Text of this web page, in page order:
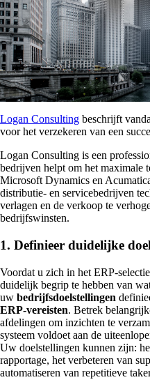
Logan Consulting beschrijft
voor het verzekeren van een
Logan Consulting is een
bedrijven helpt om het maximale
Microsoft Dynamics en
distributie- en servicebedrijven
verlagen en de verkoop te
bedrijfswinsten.
1. Definieer duidelijke
Voordat u zich in het ERP-
duidelijk begrip te hebben van
uw bedrijfsdoelstellingen
ERP-vereisten. Betrek
afdelingen om inzichten te
systeem voldoet aan de
Uw doelstellingen kunnen zijn:
rapportage, het verbeteren van
automatiseren van repetitieve